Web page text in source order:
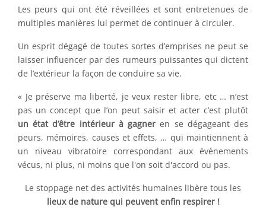
Les peurs qui ont été réveillées et sont entretenues de
multiples manières lui permet de continuer à circuler.
Un esprit dégagé de toutes sortes d’emprises ne peut se
laisser influencer par des rumeurs puissantes qui dictent
de l’extérieur la façon de conduire sa vie.
« Je préserve ma liberté, je veux rester libre, etc … n’est
pas un concept que l’on peut saisir et acter c’est plutôt
un état d’être intérieur à gagner en se dégageant des
peurs, mémoires, causes et effets, … qui maintiennent à
un niveau vibratoire correspondant aux évènements
vécus, ni plus, ni moins que l'on soit d'accord ou pas.
Le stoppage net des activités humaines libère tous les
lieux de nature qui peuvent enfin respirer !